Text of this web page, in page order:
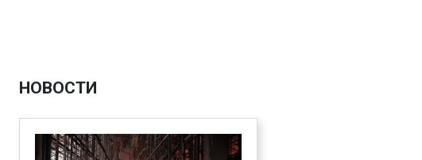
НОВОСТИ